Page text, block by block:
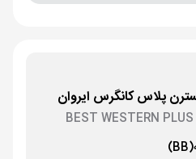
پلاس کانگرس ایروان
BEST WESTERN
(BB)